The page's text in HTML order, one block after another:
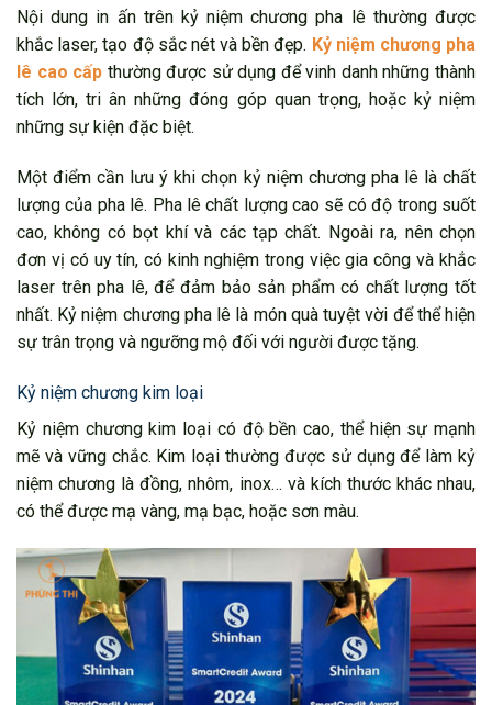
Nội dung in ấn trên kỷ niệm chương pha lê thường được
khắc laser, tạo độ sắc nét và bền đẹp. Kỷ niệm chương pha
lê cao cấp thường được sử dụng để vinh danh những thành
tích lớn, tri ân những đóng góp quan trọng, hoặc kỷ niệm
những sự kiện đặc biệt.
Một điểm cần lưu ý khi chọn kỷ niệm chương pha lê là chất
lượng của pha lê. Pha lê chất lượng cao sẽ có độ trong suốt
cao, không có bọt khí và các tạp chất. Ngoài ra, nên chọn
đơn vị có uy tín, có kinh nghiệm trong việc gia công và khắc
laser trên pha lê, để đảm bảo sản phẩm có chất lượng tốt
nhất. Kỷ niệm chương pha lê là món quà tuyệt vời để thể hiện
sự trân trọng và ngưỡng mộ đối với người được tặng.
Kỷ niệm chương kim loại
Kỷ niệm chương kim loại có độ bền cao, thể hiện sự mạnh
mẽ và vững chắc. Kim loại thường được sử dụng để làm kỷ
niệm chương là đồng, nhôm, inox… và kích thước khác nhau,
có thể được mạ vàng, mạ bạc, hoặc sơn màu.